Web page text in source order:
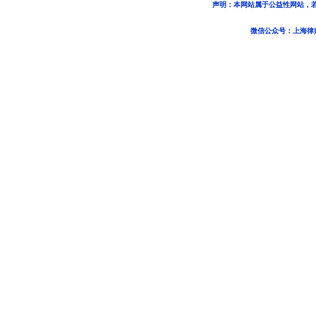
声明：本网站属于公益性网站，
微信公众号：上海